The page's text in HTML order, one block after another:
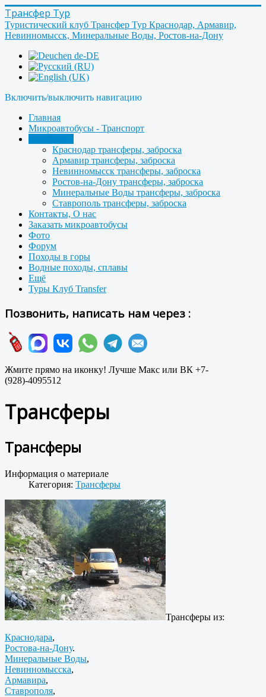
Трансфер Тур
Туристический клуб Трансфер Тур Краснодар, Армавир,
Невинномысск, Минеральные Воды, Ростов-на-Дону
Включить/выключить навигацию
Главная
Микроавтобусы - Транспорт
Краснодар трансферы, заброска
Армавир трансферы, заброска
Невинномысск трансферы, заброска
Ростов-на-Дону трансферы, заброска
Минеральные Воды трансферы, заброска
Ставрополь трансферы, заброска
Контакты, О нас
Заказать микроавтобусы
Фото
Форум
Походы в горы
Водные походы, сплавы
Ещё
Туры Клуб Transfer
Позвонить, написать нам через :
Жмите прямо на иконку! Лучше Макс или ВК +7-
(928)-4095512
Трансферы
Трансферы
Информация о материале
Категория: Трансферы
Трансферы из:
Краснодара,
Ростова-на-Дону.
Минеральные Воды,
Невинномысска,
Армавира,
Ставрополя,